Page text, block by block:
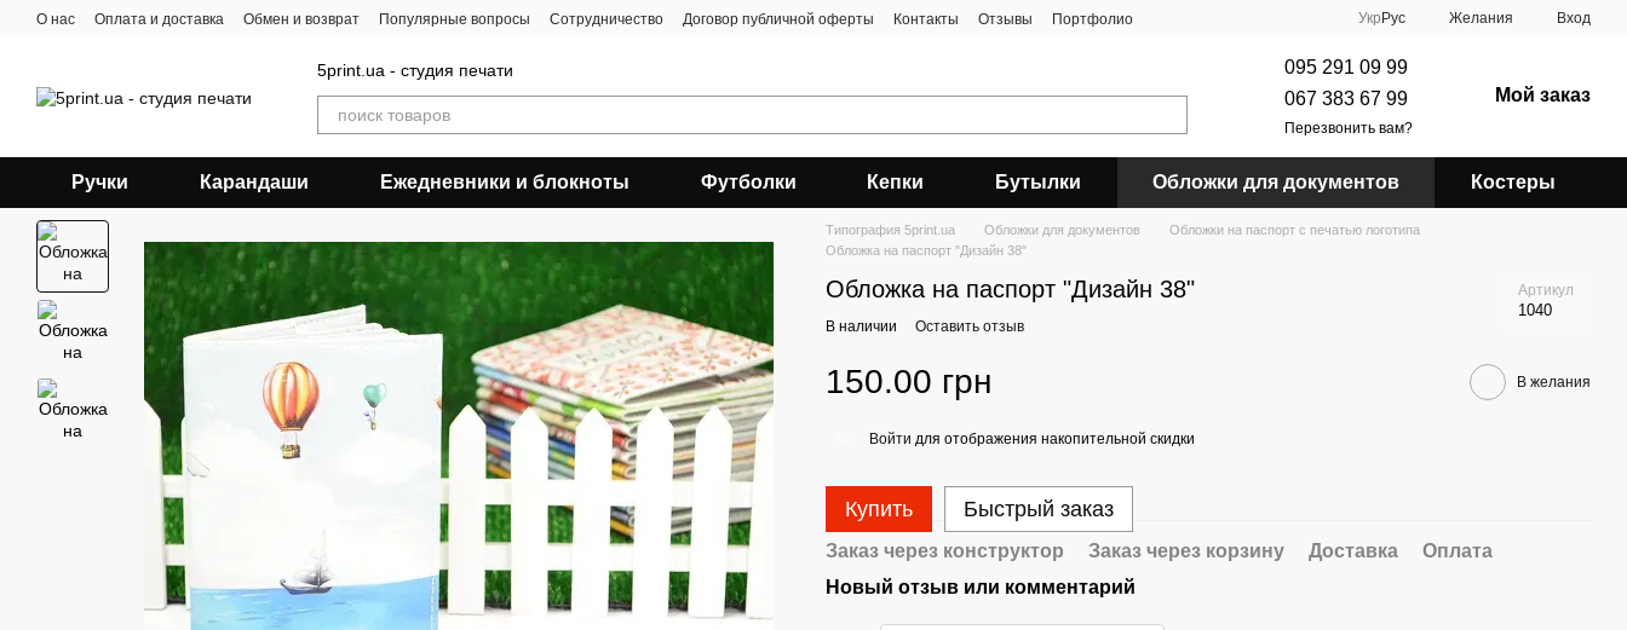
Перейти к основному контенту
О нас Оплата и доставка Обмен и возврат Популярные вопросы Сотрудничество Договор публичной оферты Контакты Отзывы Портфолио Укр Рус Желания Вход
5print.ua - студия печати
095 291 09 99
067 383 67 99
Перезвонить вам?
Мой заказ
Ручки Карандаши Ежедневники и блокноты Футболки Кепки Бутылки Обложки для документов Костеры
Типография 5print.ua Обложки для документов
Обложки на паспорт с печатью логотипа
Обложка на паспорт "Дизайн 38"
Обложка на паспорт "Дизайн 38" Артикул
1040
В наличии Оставить отзыв
150.00 грн В желания
Войти для отображения накопительной скидки
Купить Быстрый заказ
Заказ через конструктор Заказ через корзину Доставка
Оплата
Новый отзыв или комментарий